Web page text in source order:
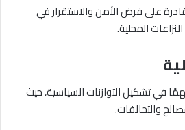
على فرض الأمن والاستقرار في
المحلية.
في تشكيل التوازنات السياسية، حيث
والتحالفات.